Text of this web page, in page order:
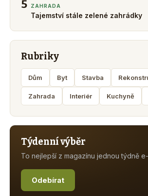
5 ZAHRADA
Tajemství stále zelené zahrádky
Rubriky
Dům Byt Stavba
Zahrada Interiér Kuchyně
Týdenní výběr
To nejlepší z magazínu jednou týdně
Odebírat